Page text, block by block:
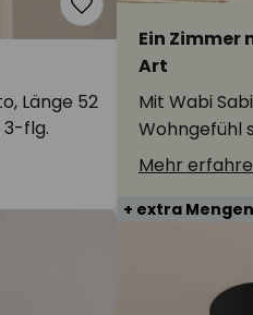
Länge 52
flg.
Ein Zimmer
Art
Mit Wabi
Wohngefühl
Mehr
+ extra